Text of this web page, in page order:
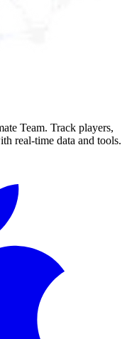
Team. Track players,
real-time data and tools.